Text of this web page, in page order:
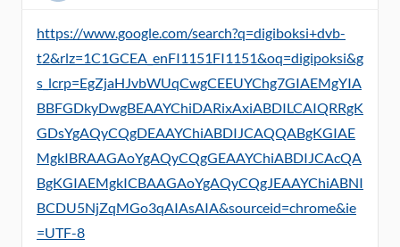
https://www.google.com/search?q=digiboksi+dvb-
t2&rlz=1C1GCEA_enFI1151FI1151&oq=digipoksi&g
s_lcrp=EgZjaHJvbWUqCwgCEEUYChg7GIAEMgYIA
BBFGDkyDwgBEAAYChiDARixAxiABDILCAIQRRgK
GDsYgAQyCQgDEAAYChiABDIJCAQQABgKGIAE
MgkIBRAAGAoYgAQyCQgGEAAYChiABDIJCAcQA
BgKGIAEMgkICBAAGAoYgAQyCQgJEAAYChiABNI
BCDU5NjZqMGo3qAIAsAIA&sourceid=chrome&ie
=UTF-8